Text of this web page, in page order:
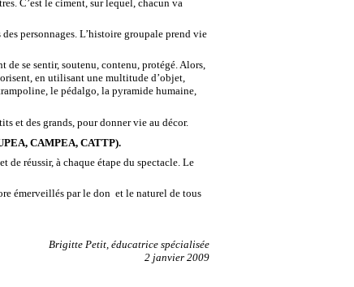
C’est le ciment, sur lequel, chacun va
personnages. L’histoire groupale prend vie
de se sentir, soutenu, contenu, protégé. Alors,
en utilisant une multitude d’objet,
le pédalgo, la pyramide humaine,
et des grands, pour donner vie au décor.
CAMPEA, CATTP).
de réussir, à chaque étape du spectacle. Le
émerveillés par le don et le naturel de tous
Brigitte Petit, éducatrice spécialisée
2 janvier 2009